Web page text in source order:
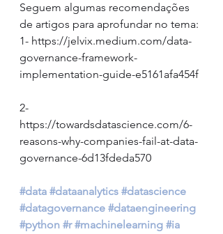
Seguem algumas recomendações
de artigos para aprofundar no tema:
1- https://jelvix.medium.com/data-
governance-framework-
implementation-guide-e5161afa454f
2-
https://towardsdatascience.com/6-
reasons-why-companies-fail-at-data-
governance-6d13fdeda570
#data #dataanalytics #datascience
#datagovernance #dataengineering
#python #r #machinelearning #ia